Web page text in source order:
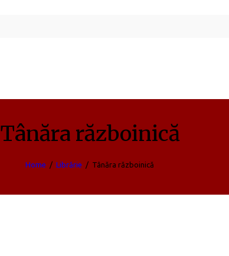
Tânăra războinică
Home Librărie Tânăra războinică